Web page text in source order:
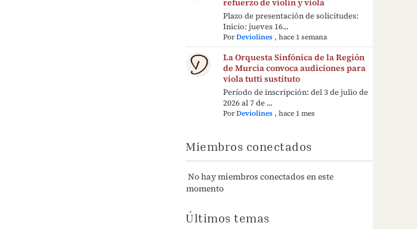
Plazo de presentación de solicitudes:
Inicio: jueves 16...
PorDeviolines ,hace 1 semana
La Orquesta Sinfónica de la Región
de Murcia convoca audiciones para
viola tutti sustituto
Período de inscripción: del 3 de julio de
2026 al 7 de ...
PorDeviolines ,hace 1 mes
Miembros conectados
No hay miembros conectados en este
momento
Últimos temas